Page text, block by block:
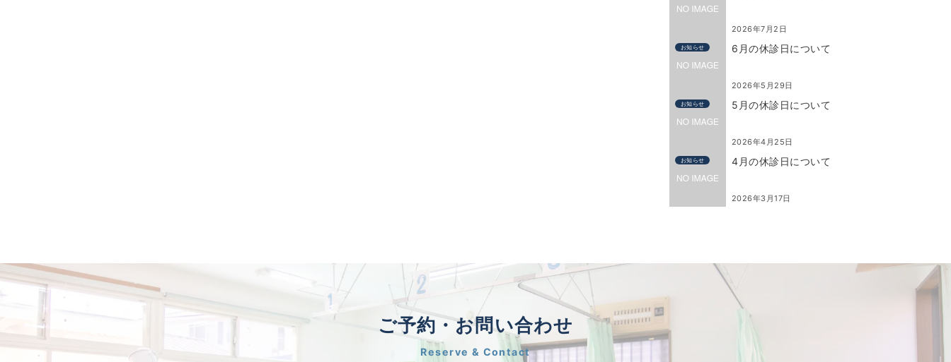
2026年7月2日
お知らせ 6月の休診日について
2026年5月29日
お知らせ 5月の休診日について
2026年4月25日
お知らせ 4月の休診日について
2026年3月17日
ご予約・お問い合わせ
Reserve & Contact